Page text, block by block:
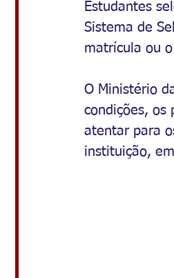
Estudantes
Sistema de
matrícula ou
O Ministério
condições, os
atentar para
instituição,